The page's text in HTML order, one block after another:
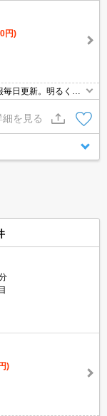
円)
日更新。明るく元
細を見る
)